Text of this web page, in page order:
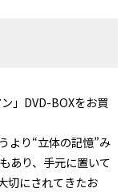
」DVD-BOXをお買
より“立体の記憶”み
あり、手元に置いて
切にされてきたお